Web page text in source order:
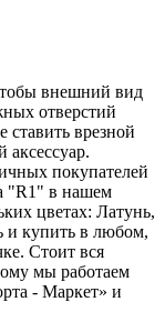
внешний вид
отверстий
врезной
аксессуар.
покупателей
"R1" в нашем
цветах: Латунь,
и купить в любом,
Стоит вся
мы работаем
- Маркет» и